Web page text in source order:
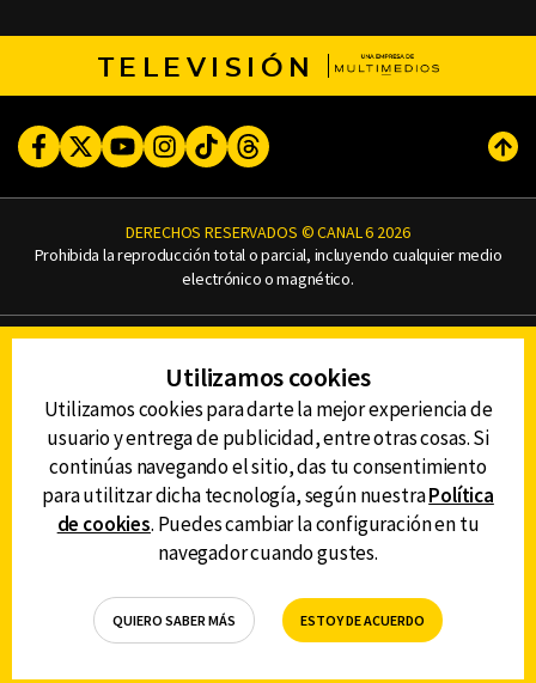
TELEVISIÓN
FacebookTwitterYoutubeInstagram
TikTokThreads
DERECHOS RESERVADOS © CANAL 6 2026
Prohibida la reproducción total o parcial, incluyendo cualquier medio
electrónico o magnético.
AVISO DE PRIVACIDAD
AVISO LEGAL
DEFENSORÍA DE LAS AUDIENCIAS
DESCARGA LA APP DE CANAL 6
Utilizamos cookies
Utilizamos cookies para darte la mejor experiencia de
usuario y entrega de publicidad, entre otras cosas. Si
continúas navegando el sitio, das tu consentimiento
para utilitzar dicha tecnología, según nuestraPolítica
de cookies. Puedes cambiar la configuración en tu
navegador cuando gustes.
QUIERO SABER MÁS ESTOY DE ACUERDO